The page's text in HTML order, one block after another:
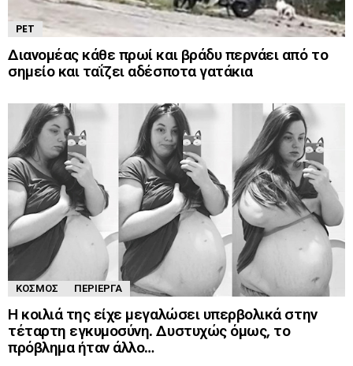
PET
Διανομέας κάθε πρωί και βράδυ περνάει από το
σημείο και ταΐζει αδέσποτα γατάκια
ΚΌΣΜΟΣ ΠΕΡΊΕΡΓΑ
Η κοιλιά της είχε μεγαλώσει υπερβολικά στην
τέταρτη εγκυμοσύνη. Δυστυχώς όμως, το
πρόβλημα ήταν άλλο…